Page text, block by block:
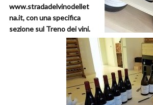
www.stradadelvinodellet
na.it, con una specifica
sezione sul Treno dei vini.